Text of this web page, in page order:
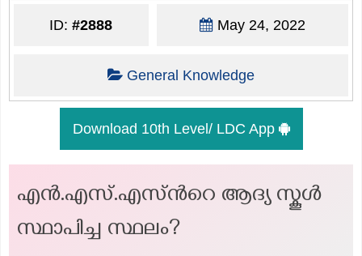
ID:#2888 May 24, 2022
General Knowledge
Download 10th Level/ LDC App
എൻ.എസ്.എസ്ന്‍റെ ആദ്യ സ്കൂൾ
സ്ഥാപിച്ച സ്ഥലം?